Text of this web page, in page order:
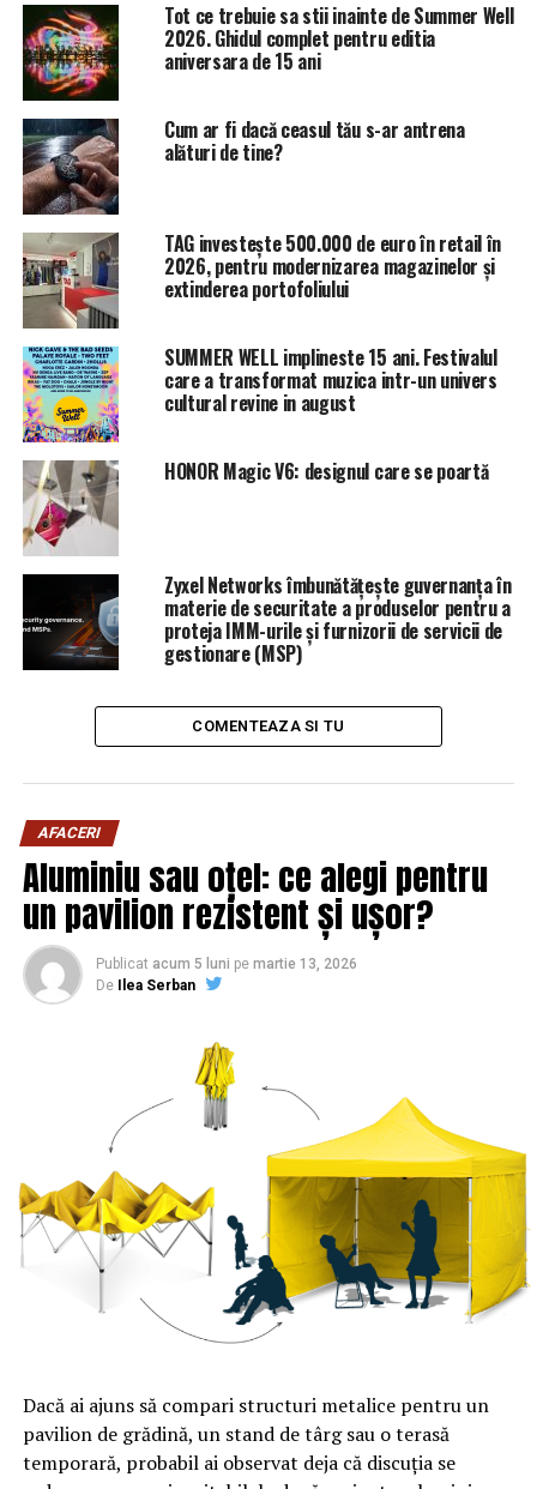
Tot ce trebuie sa stii inainte de Summer Well
2026. Ghidul complet pentru editia
aniversara de 15 ani
Cum ar fi dacă ceasul tău s-ar antrena
alături de tine?
TAG investește 500.000 de euro în retail în
2026, pentru modernizarea magazinelor și
extinderea portofoliului
SUMMER WELL implineste 15 ani. Festivalul
care a transformat muzica intr-un univers
cultural revine in august
HONOR Magic V6: designul care se poartă
Zyxel Networks îmbunătățește guvernanța în
materie de securitate a produselor pentru a
proteja IMM-urile și furnizorii de servicii de
gestionare (MSP)
COMENTEAZA SI TU
AFACERI
Aluminiu sau oțel: ce alegi pentru
un pavilion rezistent și ușor?
Publicat acum 5 luni pe martie 13, 2026
De
Ilea Serban
Dacă ai ajuns să compari structuri metalice pentru un
pavilion de grădină, un stand de târg sau o terasă
temporară, probabil ai observat deja că discuția se